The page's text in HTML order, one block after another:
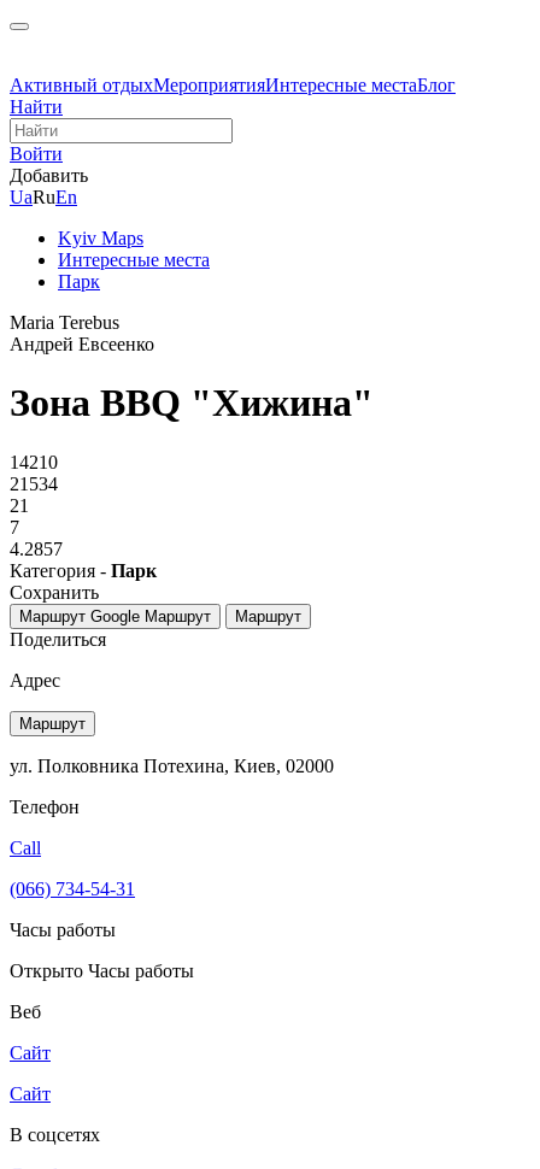
Активный отдыхМероприятияИнтересные местаБлог
Найти
Войти
Добавить
UaRuEn
Kyiv Maps
Интересные места
Парк
Maria Terebus
Андрей Евсеенко
Зона BBQ "Хижина"
14210
21534
21
7
4.2857
Категория - Парк
Сохранить
Маршрут Google Маршрут Маршрут
Поделиться
Адрес
Маршрут
ул. Полковника Потехина, Киев, 02000
Телефон
Call
(066) 734-54-31
Часы работы
Открыто Часы работы
Веб
Сайт
Сайт
В соцсетях